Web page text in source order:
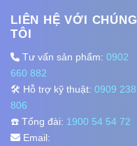
LIÊN HỆ VỚI CHÚNG
TÔI
Tư vấn sản phẩm: 0902
660 882
🛠️ Hỗ trợ kỹ thuật: 0909 238
806
☎️ Tổng đài: 1900 54 54 72
Email: